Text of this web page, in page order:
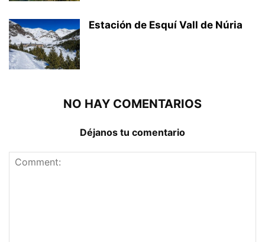
Estación de Esquí Vall de Núria
NO HAY COMENTARIOS
Déjanos tu comentario